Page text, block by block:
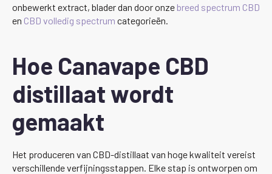
onbewerkt extract, blader dan door onze breed spectrum CBD
en CBD volledig spectrum categorieën.
Hoe Canavape CBD
distillaat wordt
gemaakt
Het produceren van CBD-distillaat van hoge kwaliteit vereist
verschillende verfijningsstappen. Elke stap is ontworpen om